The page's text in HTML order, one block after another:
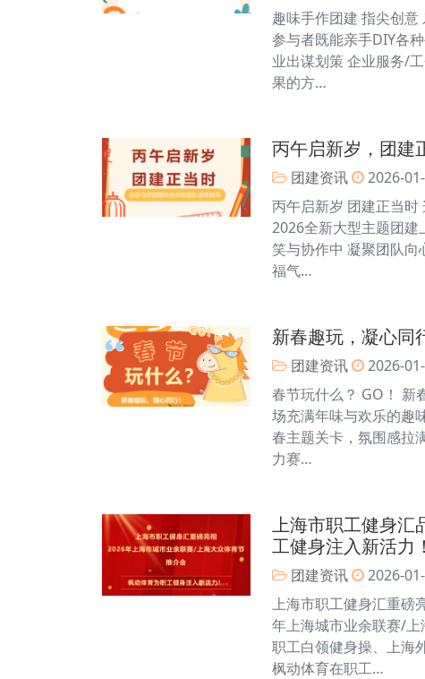
趣味手作团建 指尖创
参与者既能亲手DIY各
业出谋划策 企业服务/
果的方…
丙午启新岁，团建
团建资讯 2026-
丙午启新岁 团建正当时
2026全新大型主题团建
笑与协作中 凝聚团队
福气…
新春趣玩，凝心同
团建资讯 2026-
春节玩什么？ GO！ 新
场充满年味与欢乐的趣
春主题关卡，氛围感拉
力赛…
上海市职工健身汇
工健身注入新活力！
团建资讯 2026-
上海市职工健身汇重磅
年上海城市业余联赛/上
职工白领健身操、上海
枫动体育在职工…